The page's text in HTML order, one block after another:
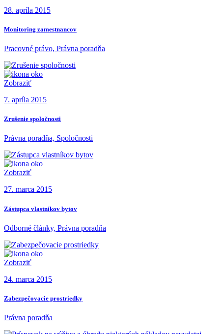
28. apríla 2015
Monitoring zamestnancov
Pracovné právo, Právna poradňa
Zobraziť
7. apríla 2015
Zrušenie spoločnosti
Právna poradňa, Spoločnosti
Zobraziť
27. marca 2015
Zástupca vlastníkov bytov
Odborné články, Právna poradňa
Zobraziť
24. marca 2015
Zabezpečovacie prostriedky
Právna poradňa